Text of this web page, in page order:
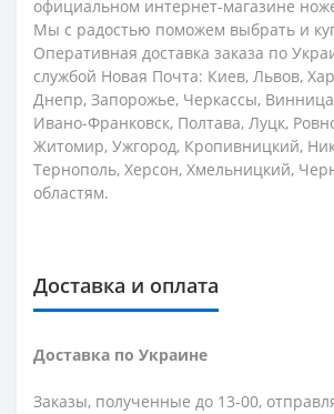
официальном интернет-магазине
Мы с радостью поможем выбрать и
Оперативная доставка заказа по
службой Новая Почта: Киев, Львов,
Днепр, Запорожье, Черкассы,
Ивано-Франковск, Полтава, Луцк,
Житомир, Ужгород, Кропивницкий,
Тернополь, Херсон, Хмельницкий,
областям.
Доставка и оплата
Доставка по Украине
Заказы, полученные до 13-00,